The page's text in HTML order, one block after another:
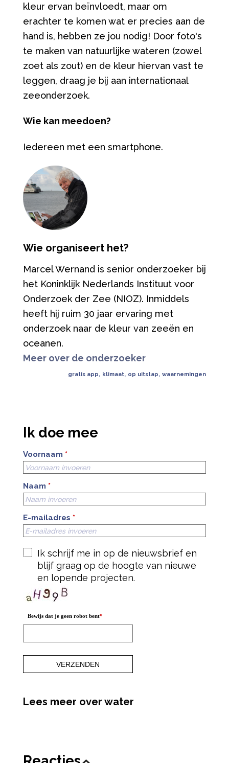
kleur ervan beïnvloedt, maar om
erachter te komen wat er precies aan de
hand is, hebben ze jou nodig! Door foto's
te maken van natuurlijke wateren (zowel
zoet als zout) en de kleur hiervan vast te
leggen, draag je bij aan internationaal
zeeonderzoek.
Wie kan meedoen?
Iedereen met een smartphone.
Wie organiseert het?
Marcel Wernand is senior onderzoeker bij
het Koninklijk Nederlands Instituut voor
Onderzoek der Zee (NIOZ). Inmiddels
heeft hij ruim 30 jaar ervaring met
onderzoek naar de kleur van zeeën en
oceanen.
Meer over de onderzoeker
gratis app, klimaat, op uitstap, waarnemingen
Ik doe mee
Voornaam *
Naam *
E-mailadres *
Ik schrijf me in op de nieuwsbrief en
blijf graag op de hoogte van nieuwe
en lopende projecten.
Bewijs dat je geen robot bent*
Lees meer over water